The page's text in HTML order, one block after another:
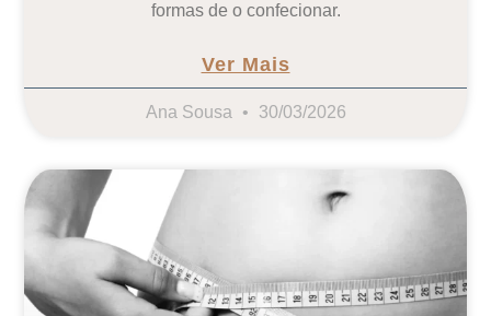
formas de o confecionar.
Ver Mais
Ana Sousa 30/03/2026